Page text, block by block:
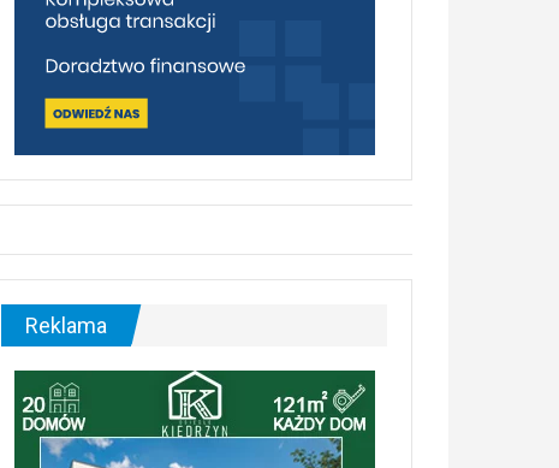
Reklama